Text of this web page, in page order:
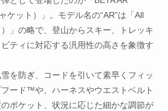
ケット）」。モデル名の“AR”は「All
」の略で、登山からスキー、トレッキ
ティに対応する汎用性の高さを象徴す
を防ぎ、コードを引いて素早くフィッ
フード™や、ハーネスやウエストベルト
ポケット、状況に応じた細かな調節が